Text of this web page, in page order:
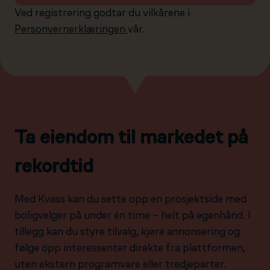
Ved registrering godtar du vilkårene i
Personvernerklæringen vår.
Ta eiendom til markedet på
rekordtid
Med Kvass kan du sette opp en prosjektside med
boligvelger på under én time – helt på egenhånd. I
tillegg kan du styre tilvalg, kjøre annonsering og
følge opp interessenter direkte fra plattformen,
uten ekstern programvare eller tredjeparter.